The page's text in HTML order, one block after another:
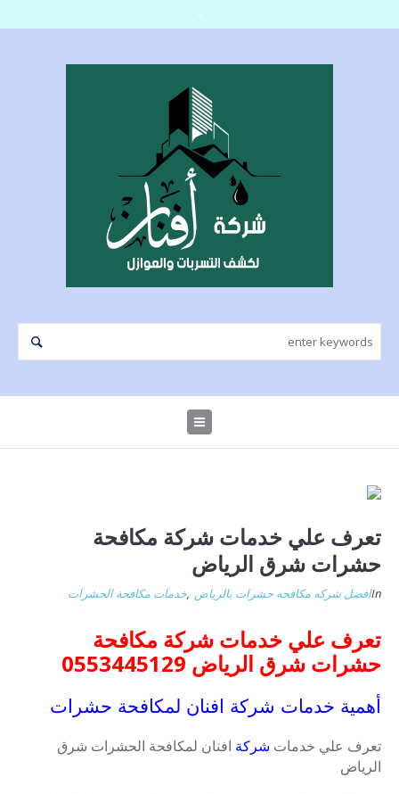
تعرف علي خدمات شركة مكافحة
حشرات شرق الرياض
Inافضل شركه مكافحه حشرات بالرياض ,خدمات مكافحة الحشرات
تعرف علي خدمات شركة مكافحة
حشرات شرق الرياض 0553445129
أهمية خدمات شركة افنان لمكافحة حشرات
تعرف علي خدمات شركة افنان لمكافحة الحشرات شرق
الرياض